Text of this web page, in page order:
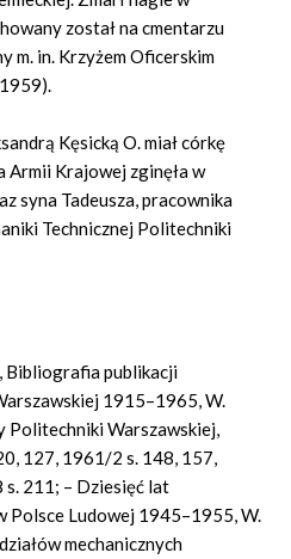
został na cmentarzu
m. in. Krzyżem Oficerskim
Kęsicką O. miał córkę
Armii Krajowej zginęła w
syna Tadeusza, pracownika
Technicznej Politechniki
Bibliografia publikacji
1915–1965, W.
Politechniki Warszawskiej,
127, 1961/2 s. 148, 157,
211; – Dziesięć lat
Polsce Ludowej 1945–1955, W.
mechanicznych